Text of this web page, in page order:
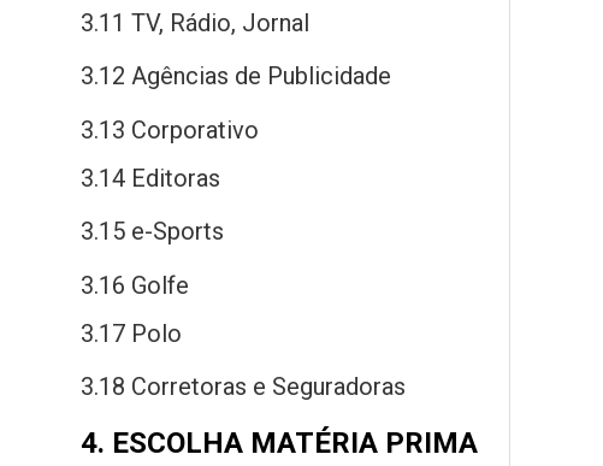
3.11 TV, Rádio, Jornal
3.12 Agências de Publicidade
3.13 Corporativo
3.14 Editoras
3.15 e-Sports
3.16 Golfe
3.17 Polo
3.18 Corretoras e Seguradoras
4. ESCOLHA MATÉRIA PRIMA